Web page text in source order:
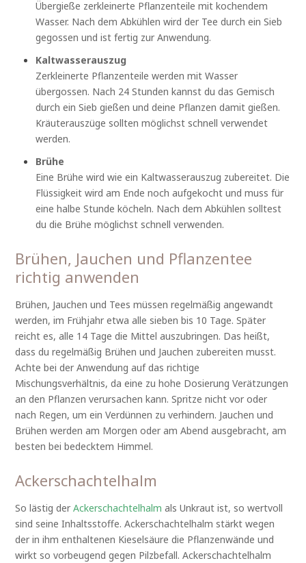
Übergieße zerkleinerte Pflanzenteile mit kochendem
Wasser. Nach dem Abkühlen wird der Tee durch ein Sieb
gegossen und ist fertig zur Anwendung.
Kaltwasserauszug
Zerkleinerte Pflanzenteile werden mit Wasser
übergossen. Nach 24 Stunden kannst du das Gemisch
durch ein Sieb gießen und deine Pflanzen damit gießen.
Kräuterauszüge sollten möglichst schnell verwendet
werden.
Brühe
Eine Brühe wird wie ein Kaltwasserauszug zubereitet. Die
Flüssigkeit wird am Ende noch aufgekocht und muss für
eine halbe Stunde köcheln. Nach dem Abkühlen solltest
du die Brühe möglichst schnell verwenden.
Brühen, Jauchen und Pflanzentee
richtig anwenden
Brühen, Jauchen und Tees müssen regelmäßig angewandt
werden, im Frühjahr etwa alle sieben bis 10 Tage. Später
reicht es, alle 14 Tage die Mittel auszubringen. Das heißt,
dass du regelmäßig Brühen und Jauchen zubereiten musst.
Achte bei der Anwendung auf das richtige
Mischungsverhältnis, da eine zu hohe Dosierung Verätzungen
an den Pflanzen verursachen kann. Spritze nicht vor oder
nach Regen, um ein Verdünnen zu verhindern. Jauchen und
Brühen werden am Morgen oder am Abend ausgebracht, am
besten bei bedecktem Himmel.
Ackerschachtelhalm
So lästig derAckerschachtelhalm als Unkraut ist, so wertvoll
sind seine Inhaltsstoffe. Ackerschachtelhalm stärkt wegen
der in ihm enthaltenen Kieselsäure die Pflanzenwände und
wirkt so vorbeugend gegen Pilzbefall. Ackerschachtelhalm